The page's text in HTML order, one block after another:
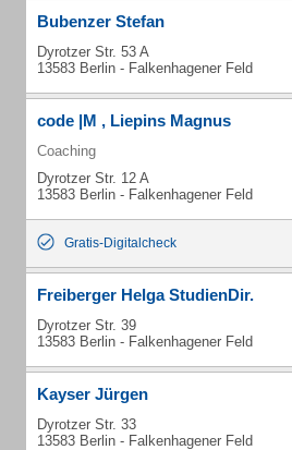
Bubenzer Stefan
Dyrotzer Str. 53 A
13583 Berlin - Falkenhagener Feld
code |M , Liepins Magnus
Coaching
Dyrotzer Str. 12 A
13583 Berlin - Falkenhagener Feld
Gratis-Digitalcheck
Freiberger Helga StudienDir.
Dyrotzer Str. 39
13583 Berlin - Falkenhagener Feld
Kayser Jürgen
Dyrotzer Str. 33
13583 Berlin - Falkenhagener Feld